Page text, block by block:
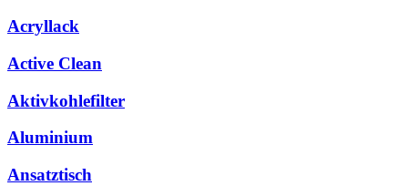
Acryllack
Active Clean
Aktivkohlefilter
Aluminium
Ansatztisch